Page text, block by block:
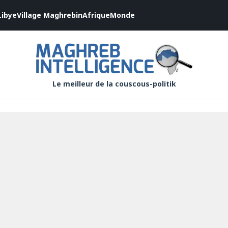
Village MaghrebinAfriqueMonde
Le meilleur de la couscous-politik